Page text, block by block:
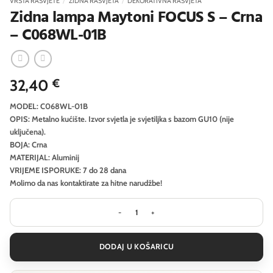
Zidna lampa Maytoni FOCUS S – Crna
– C068WL-01B
32,40 €
MODEL: C068WL-01B
OPIS: Metalno kućište. Izvor svjetla je svjetiljka s bazom GU10 (nije
uključena).
BOJA: Crna
MATERIJAL: Aluminij
VRIJEME ISPORUKE: 7 do 28 dana
Molimo da nas kontaktirate za hitne narudžbe!
Zidna lampa Maytoni FOCUS S -
DODAJ U KOŠARICU